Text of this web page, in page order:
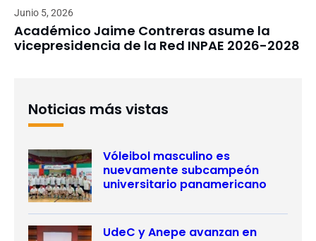
Junio 5, 2026
Académico Jaime Contreras asume la
vicepresidencia de la Red INPAE 2026-2028
Noticias más vistas
Vóleibol masculino es
nuevamente subcampeón
universitario panamericano
UdeC y Anepe avanzan en